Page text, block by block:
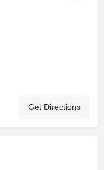
Get Directions